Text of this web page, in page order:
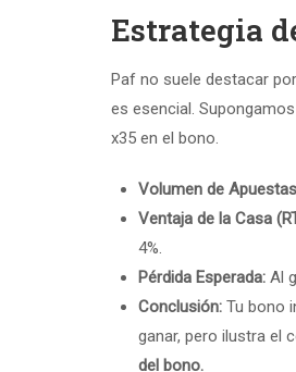
Estrategia
Paf no suele destacar
es esencial.
x35 en el bono.
Volumen de
Ventaja de la Casa
4%.
Pérdida Esperada: Al
Conclusión: Tu bono
ganar, pero ilustra el
del bono.